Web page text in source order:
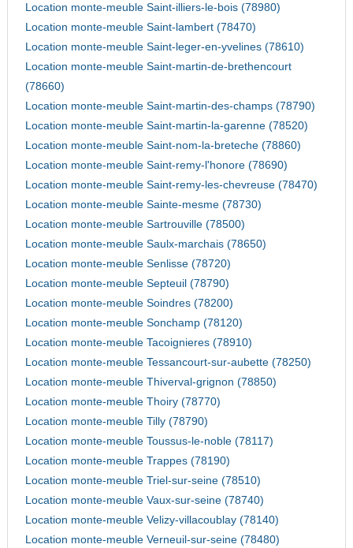
Location monte-meuble Saint-illiers-le-bois (78980)
Location monte-meuble Saint-lambert (78470)
Location monte-meuble Saint-leger-en-yvelines (78610)
Location monte-meuble Saint-martin-de-brethencourt
(78660)
Location monte-meuble Saint-martin-des-champs (78790)
Location monte-meuble Saint-martin-la-garenne (78520)
Location monte-meuble Saint-nom-la-breteche (78860)
Location monte-meuble Saint-remy-l'honore (78690)
Location monte-meuble Saint-remy-les-chevreuse (78470)
Location monte-meuble Sainte-mesme (78730)
Location monte-meuble Sartrouville (78500)
Location monte-meuble Saulx-marchais (78650)
Location monte-meuble Senlisse (78720)
Location monte-meuble Septeuil (78790)
Location monte-meuble Soindres (78200)
Location monte-meuble Sonchamp (78120)
Location monte-meuble Tacoignieres (78910)
Location monte-meuble Tessancourt-sur-aubette (78250)
Location monte-meuble Thiverval-grignon (78850)
Location monte-meuble Thoiry (78770)
Location monte-meuble Tilly (78790)
Location monte-meuble Toussus-le-noble (78117)
Location monte-meuble Trappes (78190)
Location monte-meuble Triel-sur-seine (78510)
Location monte-meuble Vaux-sur-seine (78740)
Location monte-meuble Velizy-villacoublay (78140)
Location monte-meuble Verneuil-sur-seine (78480)